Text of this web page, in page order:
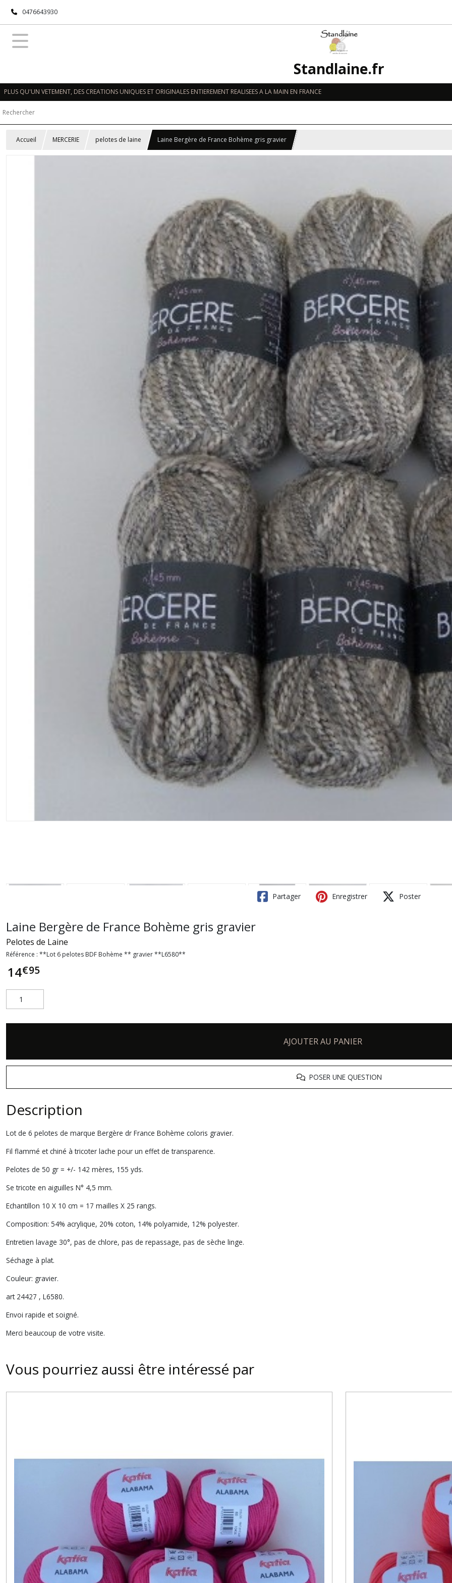
0476643930
Standlaine.fr
PLUS QU'UN VETEMENT, DES CREATIONS UNIQUES ET ORIGINALES ENTIEREMENT REALISEES A LA MAIN EN FRANCE
Accueil MERCERIE pelotes de laine Laine Bergère de France Bohème gris gravier
Partager Enregistrer Poster
Laine Bergère de France Bohème gris gravier
Pelotes de Laine
Référence : **Lot 6 pelotes BDF Bohème ** gravier **L6580**
14€95
AJOUTER AU PANIER
POSER UNE QUESTION
Description
Lot de 6 pelotes de marque Bergère dr France Bohème coloris gravier.
Fil flammé et chiné à tricoter lache pour un effet de transparence.
Pelotes de 50 gr = +/- 142 mères, 155 yds.
Se tricote en aiguilles N° 4,5 mm.
Echantillon 10 X 10 cm = 17 mailles X 25 rangs.
Composition: 54% acrylique, 20% coton, 14% polyamide, 12% polyester.
Entretien lavage 30°, pas de chlore, pas de repassage, pas de sèche linge.
Séchage à plat.
Couleur: gravier.
art 24427 , L6580.
Envoi rapide et soigné.
Merci beaucoup de votre visite.
Vous pourriez aussi être intéressé par